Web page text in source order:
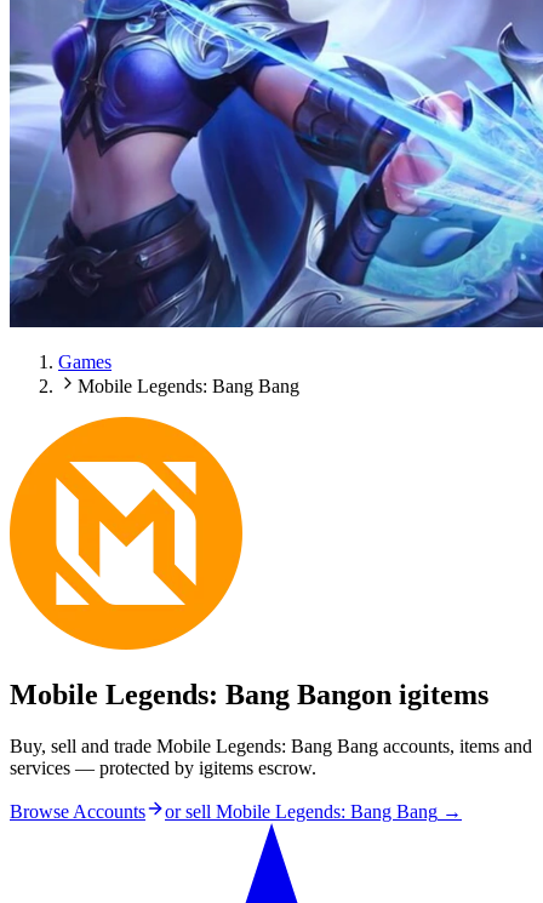
Games
Mobile Legends: Bang Bang
Mobile Legends: Bang Bangon igitems
Buy, sell and trade Mobile Legends: Bang Bang accounts, items and
services — protected by igitems escrow.
Browse Accounts or sell Mobile Legends: Bang Bang →